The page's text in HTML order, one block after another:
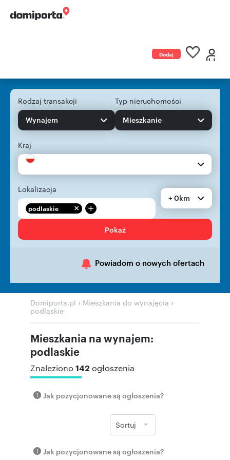
Dodaj
Rodzaj transakcji
Wynajem
Typ nieruchomości
Mieszkanie
Kraj
Lokalizacja
podlaskie +
+ 0km
Pokaż
Powiadom o nowych ofertach
Domiporta.pl › Mieszkania do wynajęcia ›
podlaskie
Mieszkania na wynajem:
podlaskie
Znaleziono 142 ogłoszenia
Jak pozycjonowane są ogłoszenia?
Sortuj
Jak pozycjonowane są ogłoszenia?